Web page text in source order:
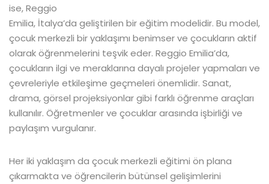
ise, Reggio
Emilia, İtalya’da geliştirilen bir eğitim modelidir. Bu model,
çocuk merkezli bir yaklaşımı benimser ve çocukların aktif
olarak öğrenmelerini teşvik eder. Reggio Emilia’da,
çocukların ilgi ve meraklarına dayalı projeler yapmaları ve
çevreleriyle etkileşime geçmeleri önemlidir. Sanat,
drama, görsel projeksiyonlar gibi farklı öğrenme araçları
kullanılır. Öğretmenler ve çocuklar arasında işbirliği ve
paylaşım vurgulanır.
Her iki yaklaşım da çocuk merkezli eğitimi ön plana
çıkarmakta ve öğrencilerin bütünsel gelişimlerini